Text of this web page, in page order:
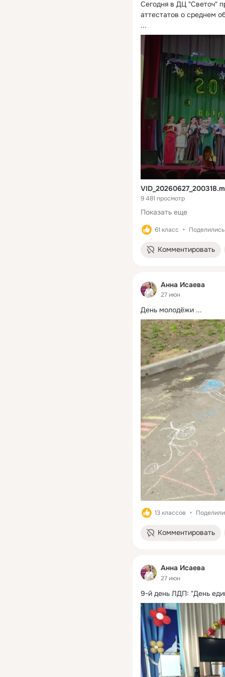
Сегодня в ДЦ "Светоч"
аттестатов о среднем
...
9 481 просмотр
Показать еще
61 класс
Комментировать
Анна Исаева
27 июн
День молодёжи ...
13 классов
Комментировать
Анна Исаева
27 июн
9-й день ЛДП: "День